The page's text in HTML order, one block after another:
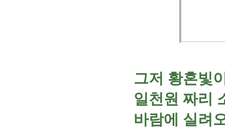
그저 황혼빛
일천원 짜리
바람에 실려